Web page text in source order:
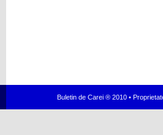
Buletin de Carei ® 2010 •